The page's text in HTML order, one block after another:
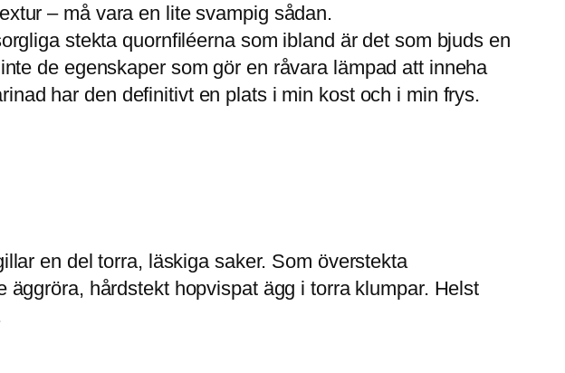
– må vara en lite svampig sådan.
stekta quornfiléerna som ibland är det som bjuds en
de egenskaper som gör en råvara lämpad att inneha
har den definitivt en plats i min kost och i min frys.
en del torra, läskiga saker. Som överstekta
hårdstekt hopvispat ägg i torra klumpar. Helst